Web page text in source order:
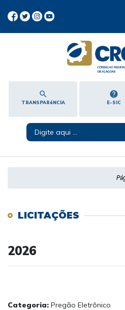
search
TRANSPARêNCIA
help
E-SIC
LICITAÇÕES
2026
Categoria: Pregão Eletrônico